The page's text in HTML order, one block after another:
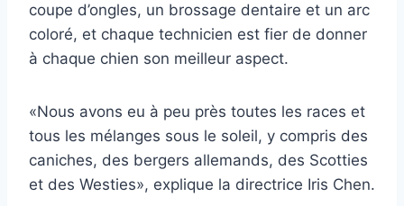
coupe d’ongles, un brossage dentaire et un arc
coloré, et chaque technicien est fier de donner
à chaque chien son meilleur aspect.
«Nous avons eu à peu près toutes les races et
tous les mélanges sous le soleil, y compris des
caniches, des bergers allemands, des Scotties
et des Westies», explique la directrice Iris Chen.